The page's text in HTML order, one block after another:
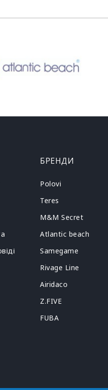
БРЕНДИ
Polovi
Teres
M&M Secret
Atlantic beach
Samegame
Rivage Line
Airidaco
Z.FIVE
FUBA